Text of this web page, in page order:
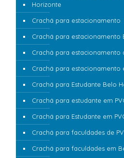
Horizonte
Crachá para estacionamento
Crachá para estacionamento
Crachá para estacionamento
Crachá para estacionamento
Crachá para Estudante Belo
Crachá para estudante em
Crachá para Estudante em
Crachá para faculdades de
Crachá para faculdades em